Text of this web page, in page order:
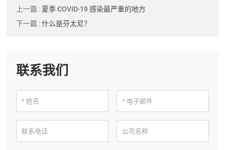
上一篇 : 夏季 COVID-19 感染最严重的地方
下一篇 :什么是芬太尼？
联系我们